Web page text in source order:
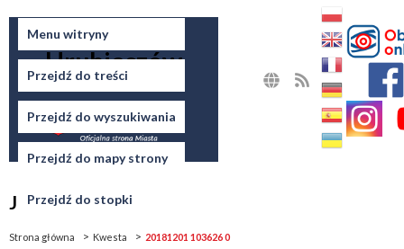
Menu witryny
Przejdź do treści
Przejdź do wyszukiwania
Przejdź do mapy strony
Przejdź do stopki
Miasto
Hrubieszów
Jesteś tutaj
Strona główna Kwesta 20181201 103626 0